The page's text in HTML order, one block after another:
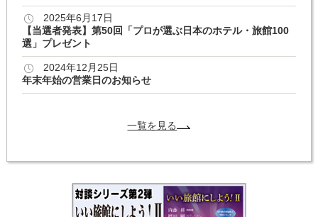
2025年6月17日
【当選者発表】第50回「プロが選ぶ日本のホテル・旅館100
選」プレゼント
2024年12月25日
年末年始の営業日のお知らせ
一覧を見る